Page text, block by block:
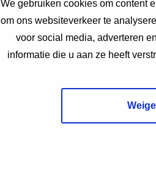
We gebruiken cookies om content
om ons websiteverkeer te
voor social media, adverteren
informatie die u aan ze heeft
Interview met Mark Levels in
Download publicatie